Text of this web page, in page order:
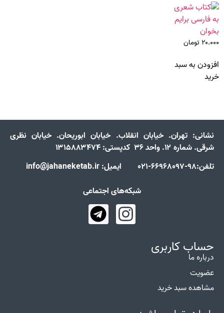
۲۰.۰۰۰ تومان
افزودن به سبد
خرید
نشانی: تهران. خیابان انقلاب. خیابان ابوریحان. خیابان نظری
شرقی. شماره ۱۲. واحد ۳۶ کدپستی: ۱۳۱۵۸۸۳۴۷۴
تلفن:98-66968097-021 ایمیل: info@jahaneketab.ir
شبکه‌های اجتماعی
حساب کاربری
درباره ما
عضویت
مشاهده سبد خرید